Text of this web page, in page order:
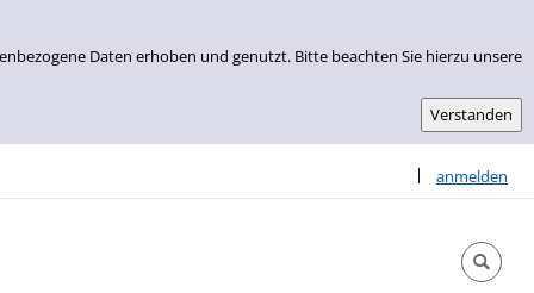
Daten erhoben und genutzt. Bitte beachten Sie hierzu unsere
| anmelden
Sprache